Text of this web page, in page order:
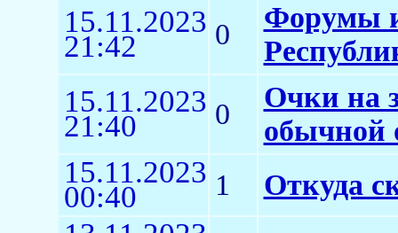
15.11.2023
21:42 0
Форумы
15.11.2023
21:40 0
Очки на
обычной
15.11.2023
00:40 1 Откуда